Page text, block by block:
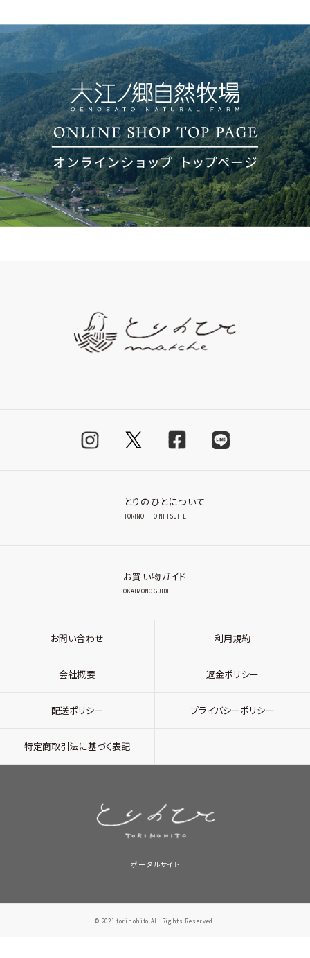
とりのひとについて
TORINOHITO NI TSUITE
お買い物ガイド
OKAIMONO GUIDE
お問い合わせ 利用規約
会社概要 返金ポリシー
配送ポリシー プライバシーポリシー
特定商取引法に基づく表記
ポータルサイト
© 2021 torinohito All Rights Reserved.